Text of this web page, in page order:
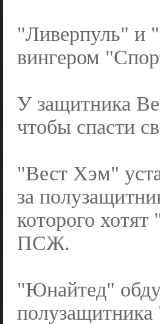
"Ливерпуль" и
вингером
У защитника
чтобы спасти
"Вест Хэм"
за
которого
ПСЖ.
"Юнайтед"